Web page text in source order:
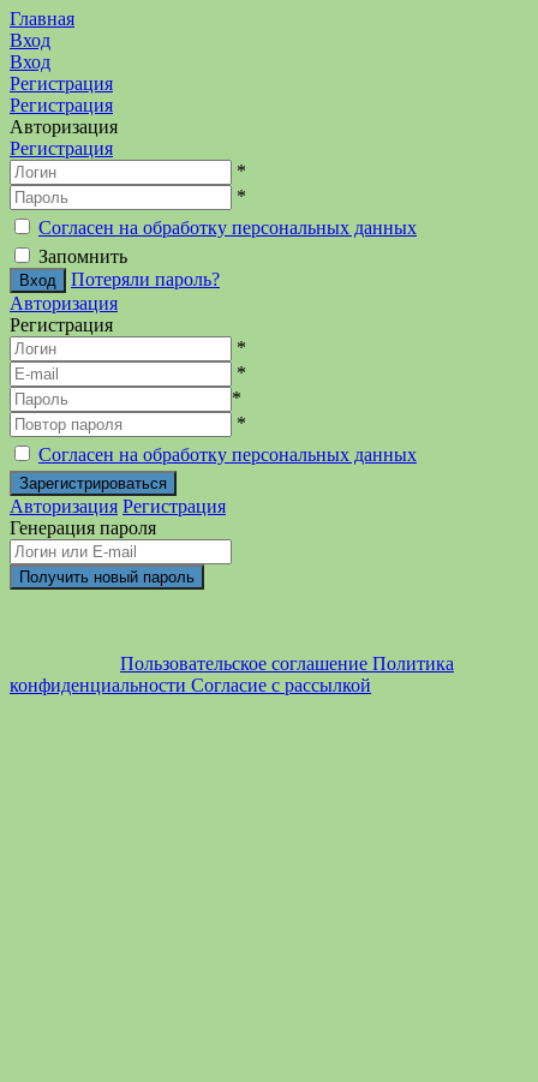
Главная
Вход
Вход
Регистрация
Регистрация
Авторизация
Регистрация
*
*
Согласен на обработку персональных данных
Запомнить
Потеряли пароль?
Авторизация
Регистрация
*
*
*
*
Согласен на обработку персональных данных
Авторизация Регистрация
Генерация пароля
Пользовательское соглашение Политика
конфиденциальности Согласие с рассылкой